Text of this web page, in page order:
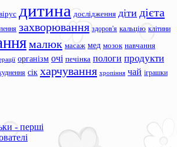
дитина дослідження діти дієта
захворювання здоров'я кальцію клітини
малюк масаж мед мозок навчання
організм очі печінка пологи продукти
сік харчування хропіння чай іграшки
- перші